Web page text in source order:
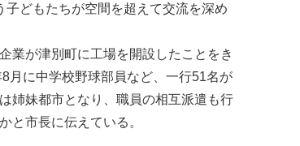
どもたちが空間を超えて交流を深め
業が津別町に工場を開設したことをき
月に中学校野球部員など、一行51名が
姉妹都市となり、職員の相互派遣も行
と市長に伝えている。